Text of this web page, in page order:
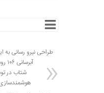
طراحی نیرو رسانی به
آبرسانی ۱۰۶ روستایی آغاز شد
شتاب در
هوشمندسازی